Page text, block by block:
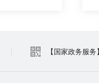
【国家政务服